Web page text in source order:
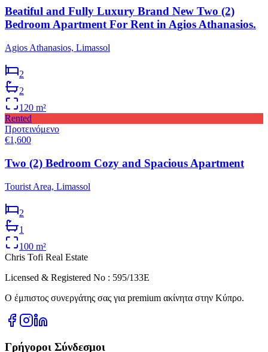
Beatiful and Fully Luxury Brand New Two (2)
Bedroom Apartment For Rent in Agios Athanasios.
Agios Athanasios, Limassol
2
2
120 m²
Rented
Προτεινόμενο
€1,600
Two (2) Bedroom Cozy and Spacious Apartment
Tourist Area, Limassol
2
1
100 m²
Chris Tofi Real Estate
Licensed & Registered No : 595/133E
Ο έμπιστος συνεργάτης σας για premium ακίνητα στην Κύπρο.
Γρήγοροι Σύνδεσμοι